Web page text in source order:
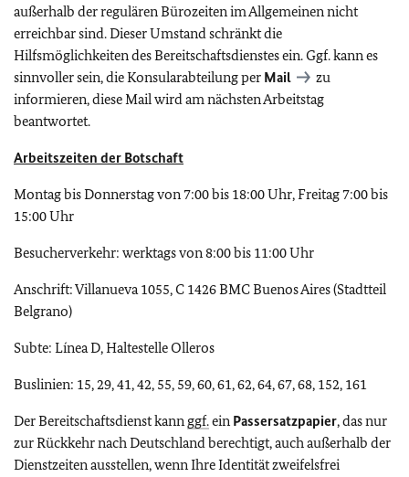
außerhalb der regulären Bürozeiten im Allgemeinen nicht
erreichbar sind. Dieser Umstand schränkt die
Hilfsmöglichkeiten des Bereitschaftsdienstes ein. Ggf. kann es
sinnvoller sein, die Konsularabteilung per Mail
zu
informieren, diese Mail wird am nächsten Arbeitstag
beantwortet.
Arbeitszeiten der Botschaft
Montag bis Donnerstag von 7:00 bis 18:00 Uhr, Freitag 7:00 bis
15:00 Uhr
Besucherverkehr: werktags von 8:00 bis 11:00 Uhr
Anschrift: Villanueva 1055, C 1426 BMC Buenos Aires (Stadtteil
Belgrano)
Subte: Línea D, Haltestelle Olleros
Buslinien: 15, 29, 41, 42, 55, 59, 60, 61, 62, 64, 67, 68, 152, 161
Der Bereitschaftsdienst kann ggf.ein Passersatzpapier, das nur
zur Rückkehr nach Deutschland berechtigt, auch außerhalb der
Dienstzeiten ausstellen, wenn Ihre Identität zweifelsfrei